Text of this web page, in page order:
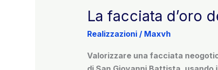
La facciata d’oro
Realizzazioni/ Maxvh
Valorizzare una facciata